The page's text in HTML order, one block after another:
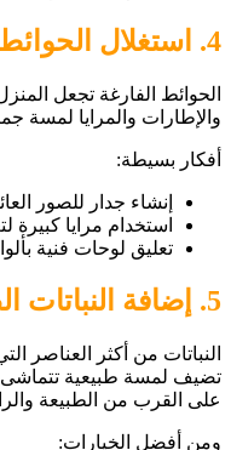
4. استغلال الحوائط بطريقة ذكية
الحوائط الفارغة تجعل
والإطارات والمرايا لمسة
أفكار بسيطة:
إنشاء جدار للصور
استخدام مرايا كبيرة
تعليق لوحات فنية
5. إضافة النباتات الطبيعية
النباتات من أكثر العناصر
تضيف لمسة طبيعية تتماشى
على القرب من الطبيعة
ومن أفضل الخيارات: